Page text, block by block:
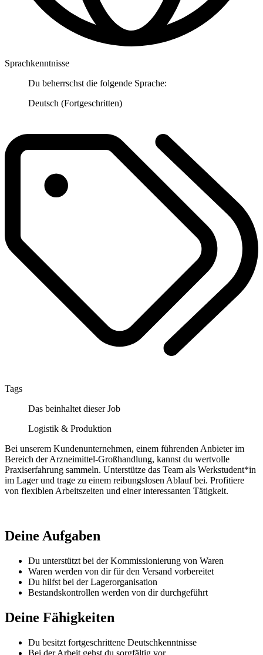
Sprachkenntnisse
Du beherrschst die folgende Sprache:
Deutsch (Fortgeschritten)
Tags
Das beinhaltet dieser Job
Logistik & Produktion
Bei unserem Kundenunternehmen, einem führenden Anbieter im
Bereich der Arzneimittel-Großhandlung, kannst du wertvolle
Praxiserfahrung sammeln. Unterstütze das Team als Werkstudent*in
im Lager und trage zu einem reibungslosen Ablauf bei. Profitiere
von flexiblen Arbeitszeiten und einer interessanten Tätigkeit.
Deine Aufgaben
Du unterstützt bei der Kommissionierung von Waren
Waren werden von dir für den Versand vorbereitet
Du hilfst bei der Lagerorganisation
Bestandskontrollen werden von dir durchgeführt
Deine Fähigkeiten
Du besitzt fortgeschrittene Deutschkenntnisse
Bei der Arbeit gehst du sorgfältig vor